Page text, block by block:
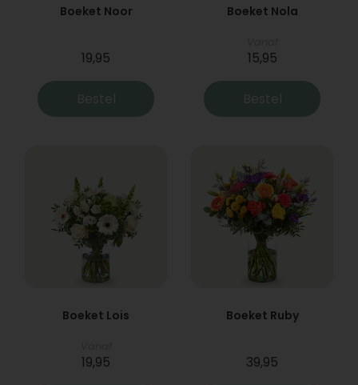
Boeket Noor
19,95
Bestel
Boeket Nola
15,95
Bestel
Boeket Lois
19,95
Boeket Ruby
39,95